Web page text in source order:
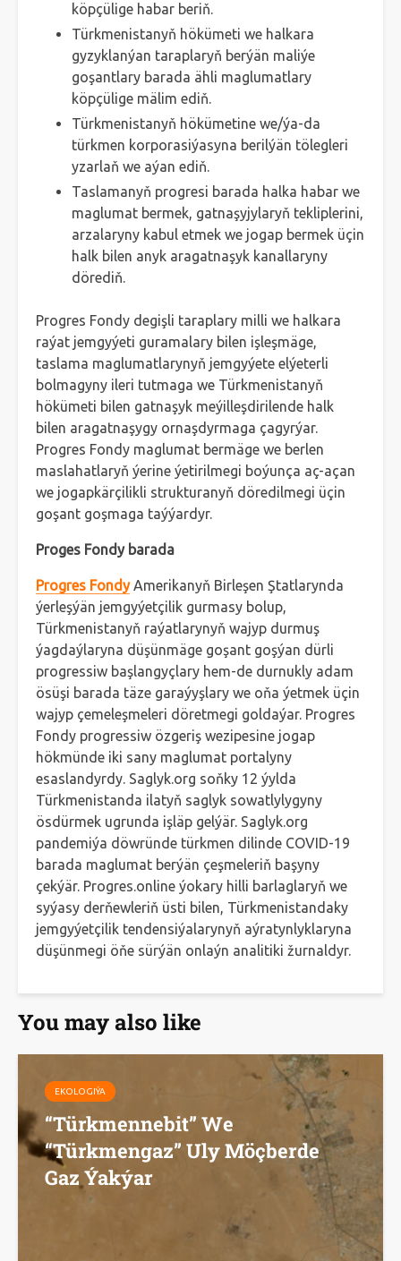
köpçülige habar beriň.
Türkmenistanyň hökümeti we halkara
gyzyklanýan taraplaryň berýän maliýe
goşantlary barada ähli maglumatlary
köpçülige mälim ediň.
Türkmenistanyň hökümetine we/ýa-da
türkmen korporasiýasyna berilýän tölegleri
yzarlaň we aýan ediň.
Taslamanyň progresi barada halka habar we
maglumat bermek, gatnaşyjylaryň tekliplerini,
arzalaryny kabul etmek we jogap bermek üçin
halk bilen anyk aragatnaşyk kanallaryny
dörediň.
Progres Fondy degişli taraplary milli we halkara
raýat jemgyýeti guramalary bilen işleşmäge,
taslama maglumatlarynyň jemgyýete elýeterli
bolmagyny ileri tutmaga we Türkmenistanyň
hökümeti bilen gatnaşyk meýilleşdirilende halk
bilen aragatnaşygy ornaşdyrmaga çagyrýar.
Progres Fondy maglumat bermäge we berlen
maslahatlaryň ýerine ýetirilmegi boýunça aç-açan
we jogapkärçilikli strukturanyň döredilmegi üçin
goşant goşmaga taýýardyr.
Proges Fondy barada
Progres FondyAmerikanyň Birleşen Ştatlarynda
ýerleşýän jemgyýetçilik gurmasy bolup,
Türkmenistanyň raýatlarynyň wajyp durmuş
ýagdaýlaryna düşünmäge goşant goşýan dürli
progressiw başlangyçlary hem-de durnukly adam
ösüşi barada täze garaýyşlary we oňa ýetmek üçin
wajyp çemeleşmeleri döretmegi goldaýar. Progres
Fondy progressiw özgeriş wezipesine jogap
hökmünde iki sany maglumat portalyny
esaslandyrdy. Saglyk.org soňky 12 ýylda
Türkmenistanda ilatyň saglyk sowatlylygyny
ösdürmek ugrunda işläp gelýär. Saglyk.org
pandemiýa döwründe türkmen dilinde COVID-19
barada maglumat berýän çeşmeleriň başyny
çekýär. Progres.online ýokary hilli barlaglaryň we
syýasy derňewleriň üsti bilen, Türkmenistandaky
jemgyýetçilik tendensiýalarynyň aýratynlyklaryna
düşünmegi öňe sürýän onlaýn analitiki žurnaldyr.
You may also like
EKOLOGIÝA
“Türkmennebit” We
“Türkmengaz” Uly Möçberde
Gaz Ýakýar